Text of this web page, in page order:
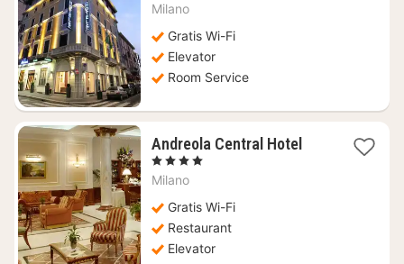
Milano
Gratis Wi-Fi
Elevator
Room Service
Andreola Central Hotel1
, 4 Stjerner
Milano
Gratis Wi-Fi
Restaurant
Elevator